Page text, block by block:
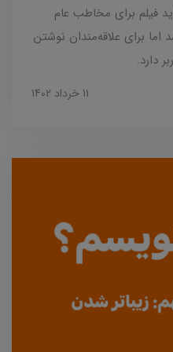
فیلم برای مخاطب عام
اما برای علاقه‌مندان نوشتن
دارد.
11 خرداد 1402